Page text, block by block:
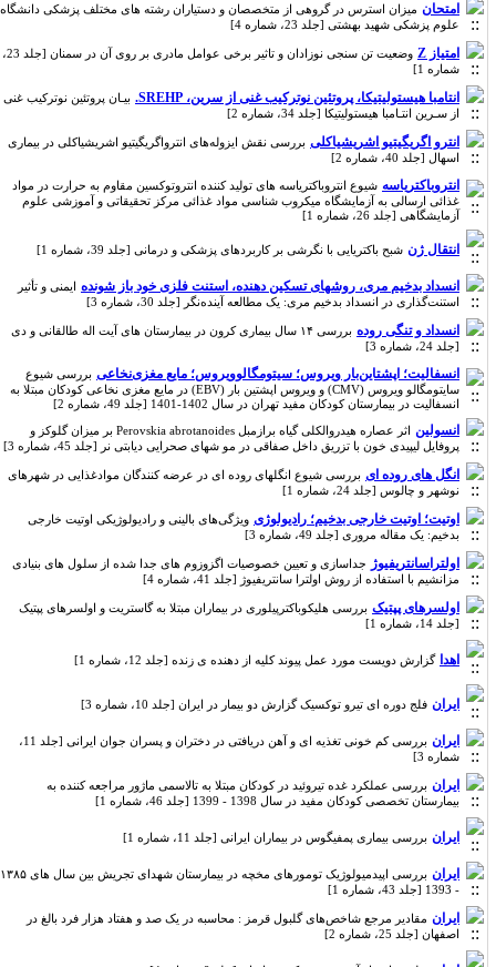
امتحان میزان استرس در گروهی از متخصصان و دستیاران رشته های مختلف پزشکی دانشگاه
علوم پزشکی شهید بهشتی [جلد 23، شماره 4]
امتیاز Z
وضعیت تن سنجی نوزادان و تاثیر برخی عوامل مادری بر روی آن در سمنان [جلد 23،
شماره 1]
انتامبا هیستولیتیکا، پروتئین نوترکیب غنی از سرین، SREHP.
بیـان پروتئین نوترکیب غنی
از سـرین انتـامبا هیستولیتیکا [جلد 34، شماره 2]
انترو اگریگیتیو اشریشیاکلی بررسی نقش ایزوله‌های انترواگریگیتیو اشریشیاکلی در بیماری
اسهال [جلد 40، شماره 2]
انتروباکتریاسه شیوع انتروباکتریاسه های تولید کننده انتروتوکسین مقاوم به حرارت در مواد
غذائی ارسالی به آزمایشگاه میکروب شناسی مواد غذائی مرکز تحقیقاتی و آموزشی علوم
آزمایشگاهی [جلد 26، شماره 1]
انتقال ژن شبح باکتریایی با نگرشی بر کاربردهای پزشکی و درمانی [جلد 39، شماره 1]
انسداد بدخیم مری، روشهای تسکین دهنده، استنت فلزی خود باز شونده ایمنی و تأثیر
استنت‌گذاری در انسداد بدخیم مری: یک مطالعه آینده‌نگر [جلد 30، شماره 3]
انسداد و تنگی روده
بررسی ۱۴ سال بیماری کرون در بیمارستان های آیت اله طالقانی و دی
[جلد 24، شماره 3]
انسفالیت؛ اپشتاین‌بار ویروس؛ سیتومگالوویروس؛ مایع مغزی‌نخاعی بررسی شیوع
سایتومگالو ویروس (CMV) و ویروس اپشتین بار (EBV) در مایع مغزی نخاعی کودکان مبتلا به
انسفالیت در بیمارستان کودکان مفید تهران در سال 1402-1401 [جلد 49، شماره 2]
انسولین
اثر عصاره هیدروالکلی گیاه برازمبل Perovskia abrotanoides بر میزان گلوکز و
پروفایل لیپیدی خون با تزریق داخل صفاقی در مو شهای صحرایی دیابتی نر [جلد 45، شماره 3]
انگل های روده ای بررسی شیوع انگلهای روده ای در عرضه کنندگان موادغذایی در شهرهای
نوشهر و چالوس [جلد 24، شماره 1]
اوتیت؛ اوتیت خارجی بدخیم؛ رادیولوژی ویژگی‌های بالینی و رادیولوژیکی اوتیت خارجی
بدخیم: یک مقاله مروری [جلد 49، شماره 3]
اولتراسانتریفیوژ جداسازی و تعیین خصوصیات اگزوزوم های جدا شده از سلول های بنیادی
مزانشیم با استفاده از روش اولترا سانتریفیوژ [جلد 41، شماره 4]
اولسرهای پپتیک بررسی هلیکوباکترپیلوری در بیماران مبتلا به گاستریت و اولسرهای پپتیک
[جلد 14، شماره 1]
اهدا گزارش دویست مورد عمل پیوند کلیه از دهنده ی زنده [جلد 12، شماره 1]
ایران فلج دوره ای تیرو توکسیک گزارش دو بیمار در ایران [جلد 10، شماره 3]
ایران
بررسی کم خونی تغذیه ای و آهن دریافتی در دختران و پسران جوان ایرانی [جلد 11،
شماره 3]
ایران بررسی عملکرد غده تیروئید در کودکان مبتلا به تالاسمی ماژور مراجعه کننده به
بیمارستان تخصصی کودکان مفید در سال 1398 - 1399 [جلد 46، شماره 1]
ایران بررسی بیماری پمفیگوس در بیماران ایرانی [جلد 11، شماره 1]
ایران
بررسی اپیدمیولوژیک تومورهای مخچه در بیمارستان شهدای تجریش بین سال های ۱۳۸۵
- 1393 [جلد 43، شماره 1]
ایران مقادیر مرجع شاخص‌های گلبول قرمز : محاسبه در یک صد و هفتاد هزار فرد بالغ در
اصفهان [جلد 25، شماره 2]